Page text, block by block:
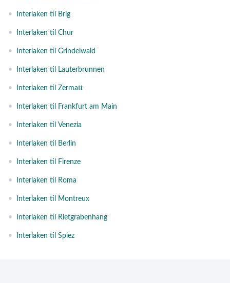
• Interlaken til Brig
• Interlaken til Chur
• Interlaken til Grindelwald
• Interlaken til Lauterbrunnen
• Interlaken til Zermatt
• Interlaken til Frankfurt am Main
• Interlaken til Venezia
• Interlaken til Berlin
• Interlaken til Firenze
• Interlaken til Roma
• Interlaken til Montreux
• Interlaken til Rietgrabenhang
• Interlaken til Spiez